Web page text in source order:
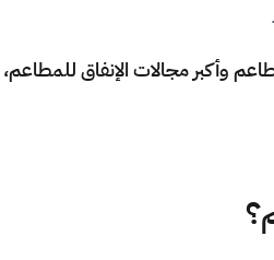
وأكبر مجالات الإنفاق